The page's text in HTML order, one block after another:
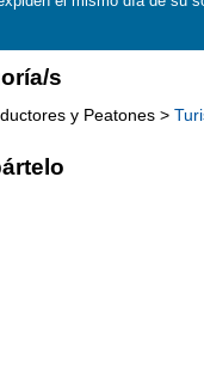
s
y Peatones >